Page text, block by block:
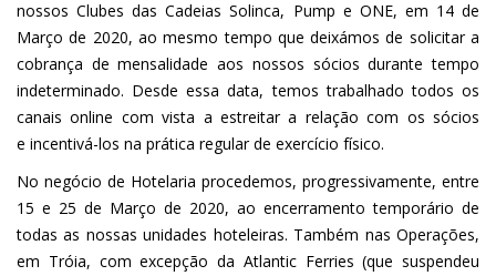
nossos Clubes das Cadeias Solinca, Pump e ONE, em 14 de
Março de 2020, ao mesmo tempo que deixámos de solicitar a
cobrança de mensalidade aos nossos sócios durante tempo
indeterminado. Desde essa data, temos trabalhado todos os
canais online com vista a estreitar a relação com os sócios
e incentivá-los na prática regular de exercício físico.
No negócio de Hotelaria procedemos, progressivamente, entre
15 e 25 de Março de 2020, ao encerramento temporário de
todas as nossas unidades hoteleiras. Também nas Operações,
em Tróia, com excepção da Atlantic Ferries (que suspendeu